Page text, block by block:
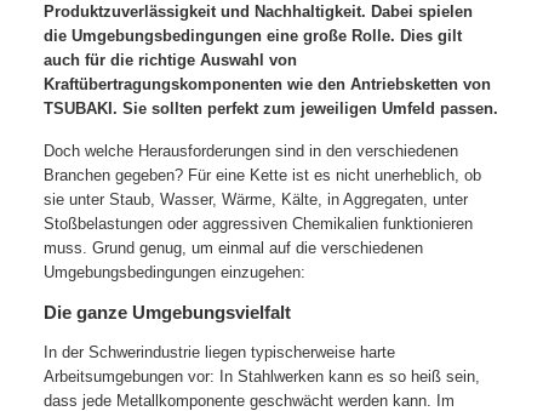
Produktzuverlässigkeit und Nachhaltigkeit. Dabei spielen
die Umgebungsbedingungen eine große Rolle. Dies gilt
auch für die richtige Auswahl von
Kraftübertragungskomponenten wie den Antriebsketten von
TSUBAKI. Sie sollten perfekt zum jeweiligen Umfeld passen.
Doch welche Herausforderungen sind in den verschiedenen
Branchen gegeben? Für eine Kette ist es nicht unerheblich, ob
sie unter Staub, Wasser, Wärme, Kälte, in Aggregaten, unter
Stoßbelastungen oder aggressiven Chemikalien funktionieren
muss. Grund genug, um einmal auf die verschiedenen
Umgebungsbedingungen einzugehen:
Die ganze Umgebungsvielfalt
In der Schwerindustrie liegen typischerweise harte
Arbeitsumgebungen vor: In Stahlwerken kann es so heiß sein,
dass jede Metallkomponente geschwächt werden kann. Im